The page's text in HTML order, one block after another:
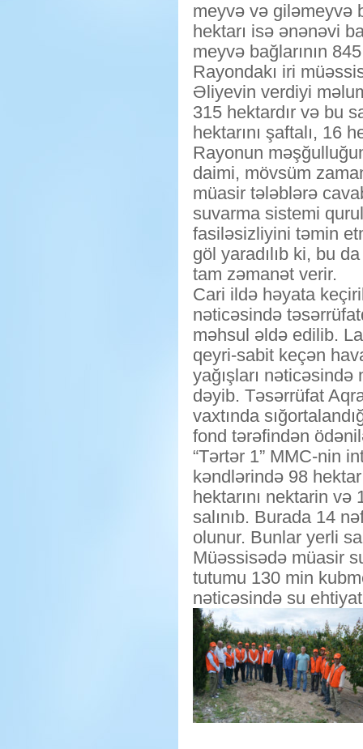
meyvə və giləmeyvə
hektarı isə ənənəvi
meyvə bağlarının
Rayondakı iri
Əliyevin verdiyi
315 hektardır və bu
hektarını şaftalı, 16
Rayonun
daimi, mövsüm
müasir tələblərə
suvarma sistemi
fasiləsizliyini təmin
göl yaradılıb ki, bu
tam zəmanət verir.
Cari ildə həyata
nəticəsində
məhsul əldə edilib.
qeyri-sabit keçən
yağışları
dəyib. Təsərrüfat
vaxtında
fond tərəfindən
“Tərtər 1” MMC-nin
kəndlərində 98
hektarını nektarin və
salınıb. Burada 14
olunur. Bunlar yerli
Müəssisədə müasir
tutumu 130 min
nəticəsində su